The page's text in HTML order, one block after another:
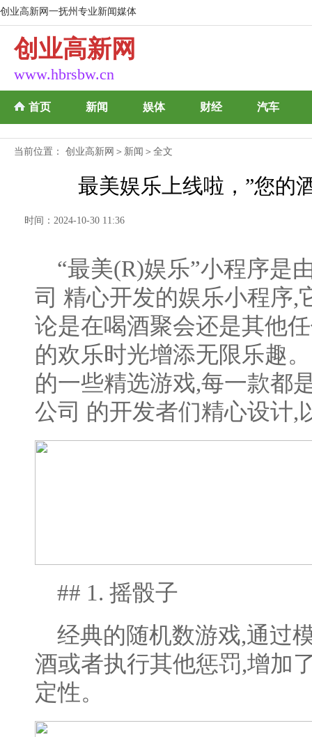
创业高新网一抚州专业新闻媒体
创业高新网
www.hbrsbw.cn
首页 新闻 娱体 财经 汽车
当前位置： 创业高新网 ＞ 新闻 ＞全文
最美娱乐上线啦，”您的
时间：2024-10-30 11:36
“最美(R)娱乐”小程序是
司 精心开发的娱乐小程序,
论是在喝酒聚会还是其他
的欢乐时光增添无限乐趣
的一些精选游戏,每一款都
公司 的开发者们精心设计,
## 1. 摇骰子
经典的随机数游戏,通过
酒或者执行其他惩罚,增加
定性。